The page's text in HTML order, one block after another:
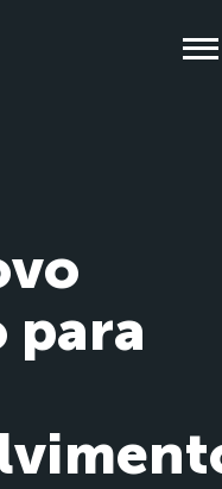
para